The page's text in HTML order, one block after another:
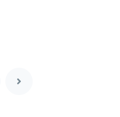
次